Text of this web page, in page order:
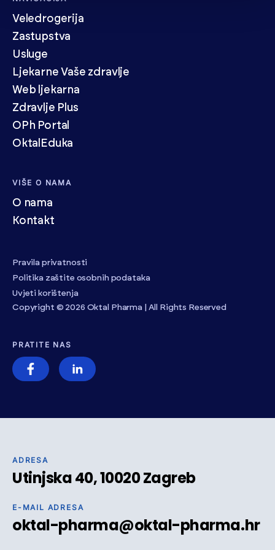
ADRESA
Utinjska 40, 10020 Zagreb
E-MAIL ADRESA
oktal-pharma@oktal-pharma.hr
Veledrogerija
Zastupstva
Usluge
Ljekarne Vaše zdravlje
Web ljekarna
Zdravlje Plus
OPh Portal
OktalEduka
VIŠE O NAMA
O nama
Kontakt
Pravila privatnosti
Politika zaštite osobnih podataka
Uvjeti korištenja
Copyright © 2026 Oktal Pharma | All Rights Reserved
PRATITE NAS